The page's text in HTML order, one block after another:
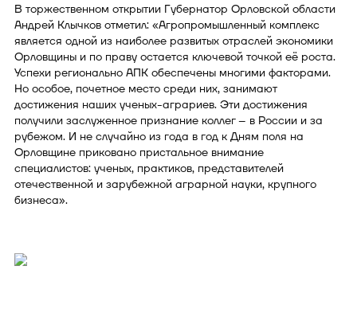
В торжественном открытии Губернатор Орловской области
Андрей Клычков отметил: «Агропромышленный комплекс
является одной из наиболее развитых отраслей экономики
Орловщины и по праву остается ключевой точкой её роста.
Успехи регионально АПК обеспечены многими факторами.
Но особое, почетное место среди них, занимают
достижения наших ученых-аграриев. Эти достижения
получили заслуженное признание коллег – в России и за
рубежом. И не случайно из года в год к Дням поля на
Орловщине приковано пристальное внимание
специалистов: ученых, практиков, представителей
отечественной и зарубежной аграрной науки, крупного
бизнеса».